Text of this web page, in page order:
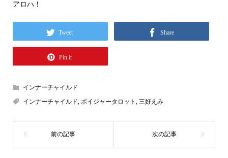
アロハ！
Tweet Share
Pin it
インナーチャイルド
インナーチャイルド, ボイジャータロット , 三好えみ